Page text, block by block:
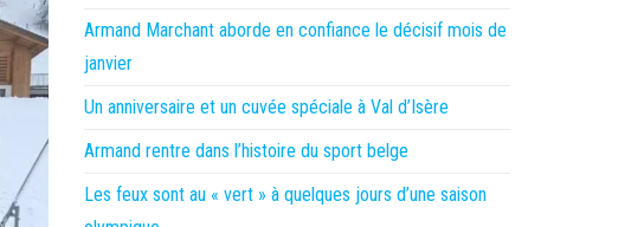
Armand Marchant aborde en confiance le décisif mois de
janvier
Un anniversaire et un cuvée spéciale à Val d’Isère
Armand rentre dans l’histoire du sport belge
Les feux sont au « vert » à quelques jours d’une saison